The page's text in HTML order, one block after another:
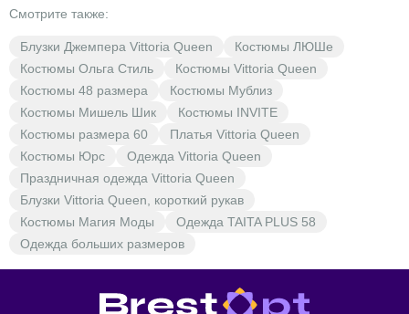
Смотрите также:
Блузки Джемпера Vittoria Queen
Костюмы ЛЮШе
Костюмы Ольга Стиль
Костюмы Vittoria Queen
Костюмы 48 размера
Костюмы Мублиз
Костюмы Мишель Шик
Костюмы INVITE
Костюмы размера 60
Платья Vittoria Queen
Костюмы Юрс
Одежда Vittoria Queen
Праздничная одежда Vittoria Queen
Блузки Vittoria Queen, короткий рукав
Костюмы Магия Моды
Одежда TAITA PLUS 58
Одежда больших размеров